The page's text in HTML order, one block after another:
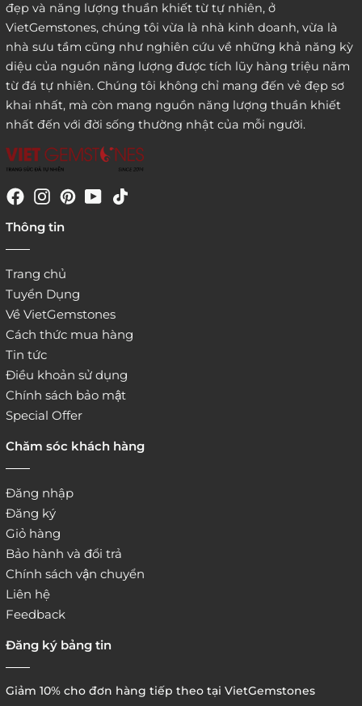
3. Đặt hàng thông quaemail hay chat trực tiếp với
chúng tôi:
website:
đẹp và năng lượng thuần khiết từ tự nhiên, ở
VietGemstones, chúng tôi vừa là nhà kinh doanh, vừa là
nhà sưu tầm cũng như nghiên cứu về những khả năng kỳ
diệu của nguồn năng lượng được tích lũy hàng triệu năm
từ đá tự nhiên. Chúng tôi không chỉ mang đến vẻ đẹp sơ
khai nhất, mà còn mang nguồn năng lượng thuần khiết
nhất đến với đời sống thường nhật của mỗi người.
Thông tin
Trang chủ
Tuyển Dụng
Về VietGemstones
Cách thức mua hàng
Tin tức
Điều khoản sử dụng
Chính sách bảo mật
Special Offer
Chăm sóc khách hàng
Đăng nhập
Đăng ký
Giỏ hàng
Bảo hành và đổi trả
Chính sách vận chuyển
Liên hệ
Feedback
Đăng ký bảng tin
Giảm 10% cho đơn hàng tiếp theo tại VietGemstones